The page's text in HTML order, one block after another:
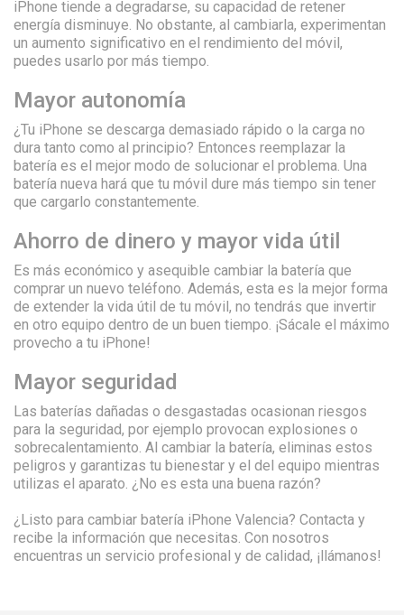
iPhone tiende a degradarse, su capacidad de retener
energía disminuye. No obstante, al cambiarla, experimentan
un aumento significativo en el rendimiento del móvil,
puedes usarlo por más tiempo.
Mayor autonomía
¿Tu iPhone se descarga demasiado rápido o la carga no
dura tanto como al principio? Entonces reemplazar la
batería es el mejor modo de solucionar el problema. Una
batería nueva hará que tu móvil dure más tiempo sin tener
que cargarlo constantemente.
Ahorro de dinero y mayor vida útil
Es más económico y asequible cambiar la batería que
comprar un nuevo teléfono. Además, esta es la mejor forma
de extender la vida útil de tu móvil, no tendrás que invertir
en otro equipo dentro de un buen tiempo. ¡Sácale el máximo
provecho a tu iPhone!
Mayor seguridad
Las baterías dañadas o desgastadas ocasionan riesgos
para la seguridad, por ejemplo provocan explosiones o
sobrecalentamiento. Al cambiar la batería, eliminas estos
peligros y garantizas tu bienestar y el del equipo mientras
utilizas el aparato. ¿No es esta una buena razón?
¿Listo para cambiar batería iPhone Valencia? Contacta y
recibe la información que necesitas. Con nosotros
encuentras un servicio profesional y de calidad, ¡llámanos!